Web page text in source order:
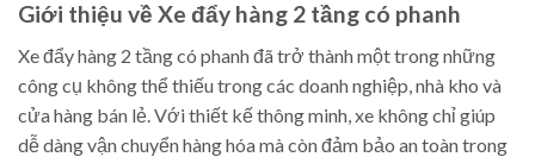
Giới thiệu về Xe đẩy hàng 2 tầng có phanh
Xe đẩy hàng 2 tầng có phanh đã trở thành một trong những
công cụ không thể thiếu trong các doanh nghiệp, nhà kho và
cửa hàng bán lẻ. Với thiết kế thông minh, xe không chỉ giúp
dễ dàng vận chuyển hàng hóa mà còn đảm bảo an toàn trong